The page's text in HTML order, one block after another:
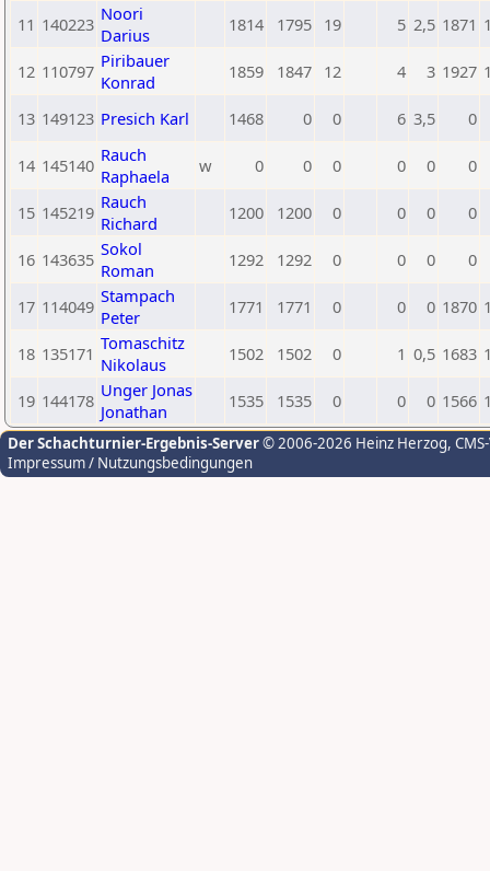
11 140223 Noori
Darius
1814 1795 19 5 2,5 1871
12 110797 Piribauer
Konrad
1859 1847 12 4 3 1927
13 149123 Presich Karl 1468 0 0 6 3,5 0
14 145140 Rauch
Raphaela
w 0 0 0 0 0 0
15 145219 Rauch
Richard
1200 1200 0 0 0 0
16 143635 Sokol
Roman
1292 1292 0 0 0 0
17 114049 Stampach
Peter
1771 1771 0 0 0 1870
18 135171 Tomaschitz
Nikolaus
1502 1502 0 1 0,5 1683
19 144178 Unger Jonas
Jonathan
1535 1535 0 0 0 1566
Der Schachturnier-Ergebnis-Server© 2006-2026 Heinz Herzog,
Impressum / Nutzungsbedingungen